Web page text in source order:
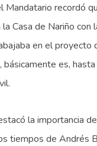
Mandatario recordó
Casa de Nariño con
en el proyecto
básicamente es,
la importancia
tiempos de Andrés